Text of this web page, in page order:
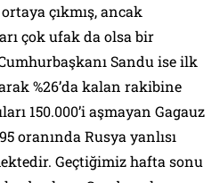
çıkmış, ancak
çok ufak da olsa bir
Sandu ise ilk
%26’da kalan rakibine
150.000’i aşmayan Gagauz
oranında Rusya yanlısı
Geçtiğimiz hafta sonu